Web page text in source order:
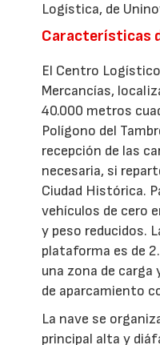
Logística, de
Características
El Centro
Mercancías,
40.000 metros
Polígono del
recepción de las
necesaria, si
Ciudad Histórica.
vehículos de cero
y peso reducidos.
plataforma es de
una zona de carga
de aparcamiento
La nave se
principal alta y